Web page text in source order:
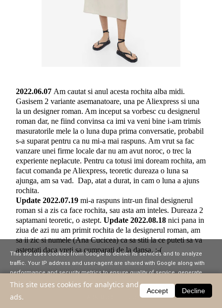
This site uses cookies for analytics and
ads.
Accept Decline
2022.06.07 Am cautat si anul acesta rochita alba midi.
Gasisem 2 variante asemanatoare, una pe Aliexpress si una
la un designer roman. Am inceput sa vorbesc cu designerul
roman dar, ne fiind convinsa ca imi va veni bine i-am trimis
masuratorile mele la o luna dupa prima conversatie, probabil
s-a suparat pentru ca nu mi-a mai raspuns. Am vrut sa fac
vanzare unei firme locale dar nu am avut noroc, o trec la
experiente neplacute. Pentru ca totusi imi doream rochita, am
facut comanda pe Aliexpress, teoretic dureaza o luna sa
ajunga, am sa vad. Dap, atat a durat, in cam o luna a ajuns
rochita.
Update 2022.07.19 mi-a raspuns intr-un final designerul
roman si a zis ca face rochita, sau asta am inteles. Dureaza 2
saptamani teoretic, o astept. Update 2022.08.18 nici pana in
ziua de azi nu am primit rochita de la designerul roman, am
sa ii zic si numele (Ana Cucicea) ca sa stiti la ce puteti sa va
asteptati daca vreti sa cumparati de la dansa. :-(
Dress Lace Hollow
Gentle Loose Mid-Length Korean Dress All-match Women's
This site uses cookies from Google to deliver its services and to analyze
traffic. Your IP address and user-agent are shared with Google along with
performance and security metrics to ensure quality of service, generate
usage statistics, and to detect and address abuse.
GOT IT